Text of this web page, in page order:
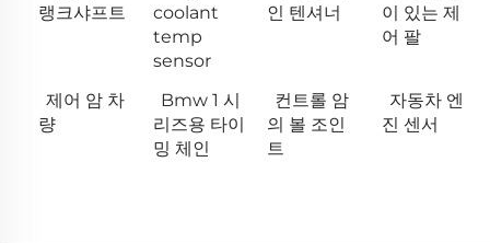
랭크샤프트
coolant
temp
sensor
인 텐셔너
이 있는 제
어 팔
제어 암 차
량
Bmw 1 시
리즈용 타이
밍 체인
컨트롤 암
의 볼 조인
트
자동차 엔
진 센서